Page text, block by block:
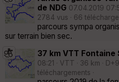
de NDG 07.04.2019
2784 vus · 66
parcours sympa
sur terrain bien sec.
37 km VTT Fontaine
08:21 · VTT · 36 km ·
téléchargements ·